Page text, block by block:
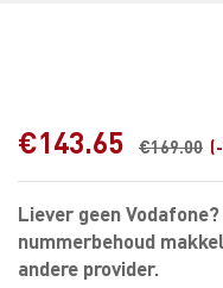
€143.65 €169.00
Liever geen
nummerbehoud
andere provider.